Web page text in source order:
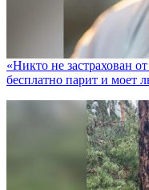
«Никто не заcтрахован
бесплатно парит и моет